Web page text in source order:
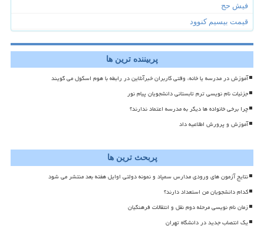
فیش حج
قیمت بیسیم کنوود
پربیننده ترین ها
آموزش در مدرسه یا خانه، وقتی کاربران خبرآنلاین در رابطه با هوم اسکول می گویند
جزئیات نام نویسی ترم تابستانی دانشجویان پیام نور
چرا برخی خانواده ها دیگر به مدرسه اعتماد ندارند؟
آموزش و پرورش اطلاعیه داد
پربحث ترین ها
نتایج آزمون های ورودی مدارس سمپاد و نمونه دولتی اوایل هفته بعد منتشر می شود
کدام دانشجویان من استعداد دارند؟
زمان نام نویسی مرحله دوم نقل و انتقالات فرهنگیان
یک انتصاب جدید در دانشگاه تهران